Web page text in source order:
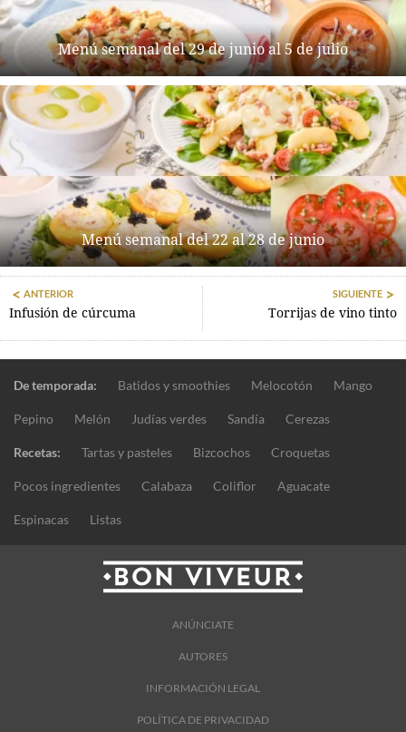
Menú semanal del 29 de junio al 5 de julio
Menú semanal del 22 al 28 de junio
ANTERIOR
Infusión de cúrcuma
SIGUIENTE
Torrijas de vino tinto
De temporada: Batidos y smoothies Melocotón Mango
Pepino Melón Judías verdes Sandía Cerezas
Recetas: Tartas y pasteles Bizcochos Croquetas
Pocos ingredientes Calabaza Coliflor Aguacate
Espinacas Listas
ANÚNCIATE
AUTORES
INFORMACIÓN LEGAL
POLÍTICA DE PRIVACIDAD